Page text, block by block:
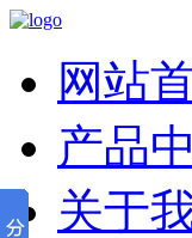
网站
产品
关于